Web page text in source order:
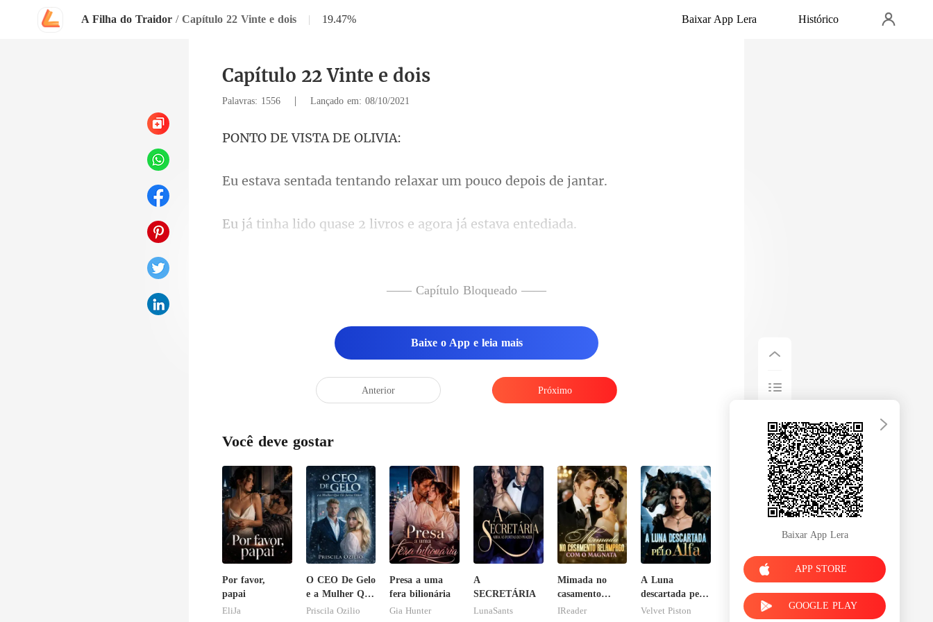
A Filha do Traidor / Capítulo 22 Vinte e dois | 19.47% Baixar App Lera Histórico
Capítulo 22 Vinte e dois
Palavras: 1556 | Lançado em: 08/10/2021
VISTA D
ntando relaxar um po
se 2 livros e agora
—— Capítulo Bloqueado ——
Baixe o App e leia mais
Anterior Próximo
Você deve gostar
Por favor,
papai
EliJa
O CEO De Gelo
e a Mulher Que
Ele Jurou
Priscila Ozilio
Presa a uma
fera bilionária
Gia Hunter
A
SECRETÁRIA
LunaSants
Mimada no
casamento
relâmpago com
IReader
A Luna
descartada pelo
Alfa
Velvet Piston
Baixar App Lera
APP STORE
GOOGLE PLAY